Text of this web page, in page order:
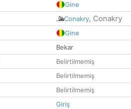
Gine
Conakry, Conakry
Gine
Bekar
Belirtilmemiş
Belirtilmemiş
Belirtilmemiş
Giriş